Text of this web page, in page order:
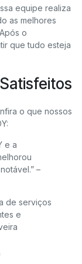
equipe realiza
as melhores
o
que tudo esteja
o que nossos
e a
–
de serviços
e